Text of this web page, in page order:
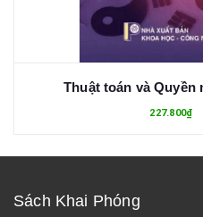
Thuật toán và
227.800₫
Sách Khai Phóng